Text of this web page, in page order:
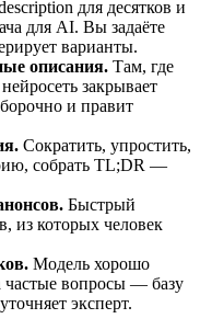
для десятков и
для AI. Вы задаёте
варианты.
описания. Там, где
закрывает
и правит
Сократить, упростить,
собрать TL;DR —
Быстрый
из которых человек
Модель хорошо
частые вопросы — базу
эксперт.